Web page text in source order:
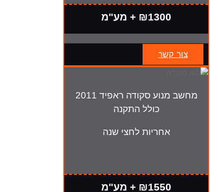
₪1300 + מע"מ
צור קשר
מחשב מנוע סקודה ראפיד 2011
כולל התקנה
אחריות לחצי שנה
₪1550 + מע"מ